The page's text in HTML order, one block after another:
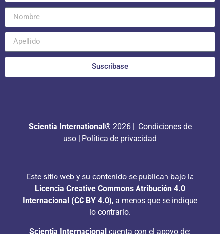
Suscríbase
Scientia International® 2026 | Condiciones de
uso | Política de privacidad
Este sitio web y su contenido se publican bajo la
Licencia Creative Commons Atribución 4.0
Internacional (CC BY 4.0), a menos que se indique
lo contrario.
Scientia Internacional cuenta con el apoyo de: